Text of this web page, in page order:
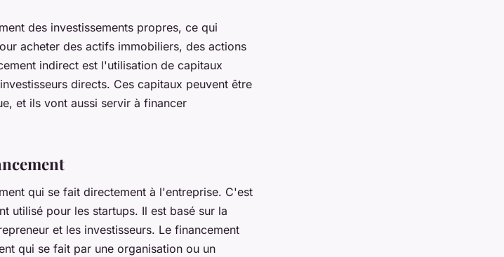
des investissements propres, ce qui
acheter des actifs immobiliers, des actions
indirect est l'utilisation de capitaux
directs. Ces capitaux peuvent être
et ils vont aussi servir à financer
qui se fait directement à l'entreprise. C'est
utilisé pour les startups. Il est basé sur la
et les investisseurs. Le financement
qui se fait par une organisation ou un